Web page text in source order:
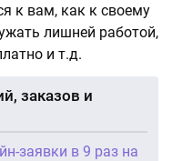
к вам, как к своему
лишней работой,
и т.д.
заказов и
заявки в 9 раз на